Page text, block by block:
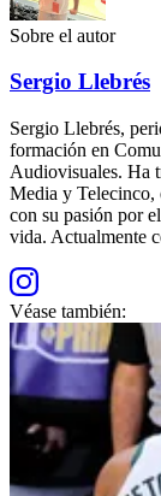
Sobre el autor
Sergio Llebrés
Sergio Llebrés,
formación en
Audiovisuales. Ha
Media y Telecinco,
con su pasión por
vida. Actualmente
Véase también: